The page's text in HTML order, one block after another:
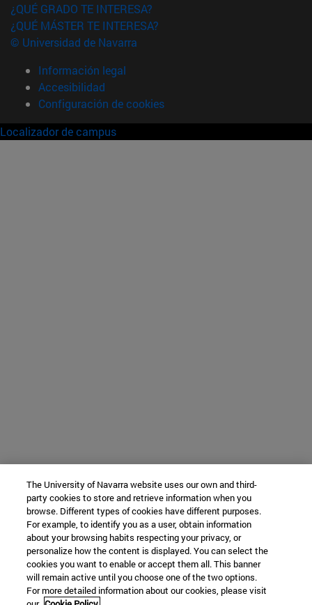
¿QUÉ GRADO TE INTERESA?
¿QUÉ MÁSTER TE INTERESA?
© Universidad de Navarra
Información legal
Accesibilidad
Configuración de cookies
Localizador de campus
The University of Navarra website uses our own and third-
party cookies to store and retrieve information when you
browse. Different types of cookies have different purposes.
For example, to identify you as a user, obtain information
about your browsing habits respecting your privacy, or
personalize how the content is displayed. You can select the
cookies you want to enable or accept them all. This banner
will remain active until you choose one of the two options.
For more detailed information about our cookies, please visit